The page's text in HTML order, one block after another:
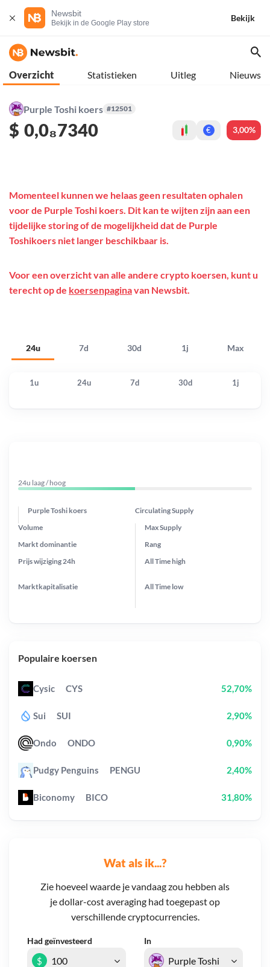
Newsbit
Bekijk in de Google Play store
Bekijk
Overzicht Statistieken Uitleg Nieuws
Purple Toshi koers #12501
$ 0,0₈7340 € 3,00%
24u 7d 30d 1j Max
Momenteel kunnen we helaas geen resultaten ophalen
voor de Purple Toshi koers. Dit kan te wijten zijn aan een
tijdelijke storing of de mogelijkheid dat de Purple
Toshikoers niet langer beschikbaar is.
Voor een overzicht van alle andere crypto koersen, kunt u
terecht op de koersenpaginavan Newsbit.
1u 24u 7d 30d 1j
Wat als ik...?
Zie hoeveel waarde je vandaag zou hebben als
je dollar-cost averaging had toegepast op
verschillende cryptocurrencies.
Had geïnvesteerd In
$
24u laag / hoog
Purple Toshi koers Circulating Supply
Prijs wijziging 24h
Max Supply
Markt dominantie
Marktkapitalisatie
Volume
Rang
All Timehigh
All Time low
Populaire koersen
Cysic CYS 52,70%
Sui SUI 2,90%
Ondo ONDO 0,90%
Pudgy Penguins PENGU 2,40%
Biconomy BICO 31,80%